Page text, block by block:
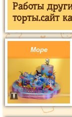
Работы
торты.сайт
Море